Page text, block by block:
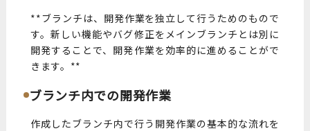
**ブランチは、開発作業を独立して行うためのもので
す。新しい機能やバグ修正をメインブランチとは別に
開発することで、開発作業を効率的に進めることがで
きます。**
ブランチ内での開発作業
作成したブランチ内で行う開発作業の基本的な流れを